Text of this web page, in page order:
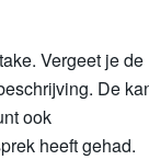
Vergeet je de
De
ook
heeft gehad.